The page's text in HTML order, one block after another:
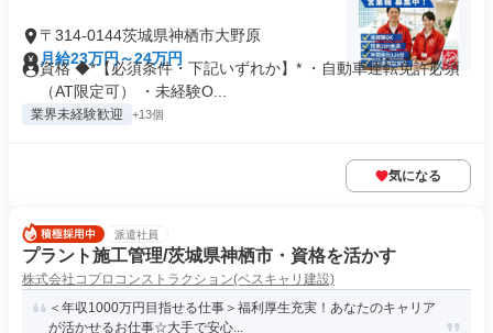
〒314-0144茨城県神栖市大野原
月給23万円～24万円
資格 ◆*【必須条件・下記いずれか】* ・自動車運転免許必須
（AT限定可） ・未経験O...
業界未経験歓迎 +13個
気になる
派遣社員
プラント施工管理/茨城県神栖市・資格を活かす
株式会社コプロコンストラクション(ベスキャリ建設)
＜年収1000万円目指せる仕事＞福利厚生充実！あなたのキャリア
が活かせるお仕事☆大手で安心...